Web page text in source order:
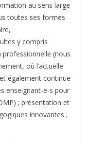
au sens large
toutes ses formes
y compris
(nous
où l’actuelle
également continue
enseignant-e-s pour
; présentation et
innovantes ;